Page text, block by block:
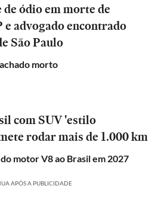
ódio em morte de
advogado encontrado
São Paulo
morto
com SUV 'estilo
rodar mais de 1.000 km
motor V8 ao Brasil em 2027
APÓS A PUBLICIDADE